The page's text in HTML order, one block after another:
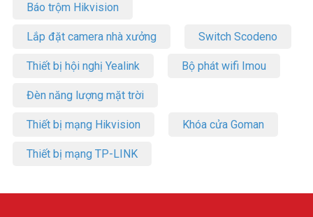
Báo trộm Hikvision
Lắp đặt camera nhà xưởng Switch Scodeno
Thiết bị hội nghị Yealink Bộ phát wifi Imou
Đèn năng lượng mặt trời
Thiết bị mạng Hikvision Khóa cửa Goman
Thiết bị mạng TP-LINK